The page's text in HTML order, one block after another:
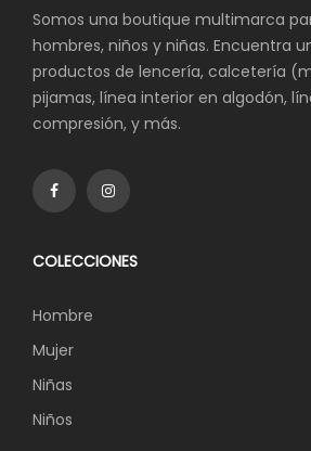
Somos una boutique multimarca
hombres, niños y niñas. Encuentra
productos de lencería, calcetería
pijamas, línea interior en algodón,
compresión, y más.
COLECCIONES
Hombre
Mujer
Niñas
Niños